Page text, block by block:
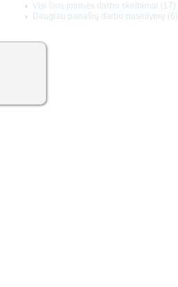
Visi šios įmonės darbo skelbimai (17)
Daugiau panašių darbo pasiūlymų (6)